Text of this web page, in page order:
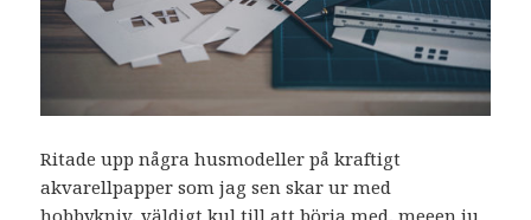
Ritade upp några husmodeller på kraftigt
akvarellpapper som jag sen skar ur med